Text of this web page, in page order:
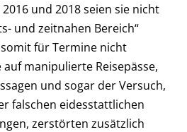
und 2018 seien sie nicht
und zeitnahen Bereich“
für Termine nicht
manipulierte Reisepässe,
und sogar der Versuch,
falschen eidesstattlichen
zerstörten zusätzlich